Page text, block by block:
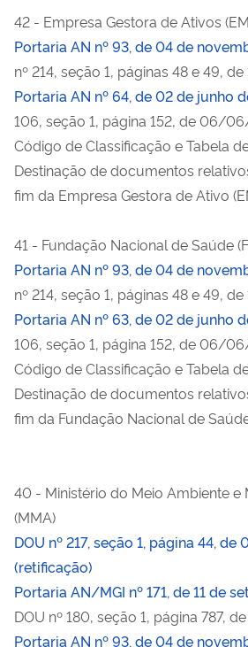
42 - Empresa Gestora de Ativos
Portaria AN nº 93, de 04 de
nº 214, seção 1, páginas 48 e 49,
Portaria AN nº 64, de 02 de junho
106, seção 1, página 152, de 06/
Código de Classificação e Tabela
Destinação de documentos
fim da Empresa Gestora de Ativo
41 - Fundação Nacional de Saúde
Portaria AN nº 93, de 04 de
nº 214, seção 1, páginas 48 e 49,
Portaria AN nº 63, de 02 de junho
106, seção 1, página 152, de 06/
Código de Classificação e Tabela
Destinação de documentos
fim da Fundação Nacional de
40 - Ministério do Meio Ambiente e
(MMA)
DOU nº 217, seção 1, página 44,
(retificação)
Portaria AN/MGI nº 171, de 11 de
DOU nº 180, seção 1, página 787,
Portaria AN nº 93, de 04 de